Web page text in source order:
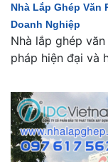
Nhà Lắp Ghép Văn
Doanh Nghiệp
Nhà lắp ghép
pháp hiện đại và